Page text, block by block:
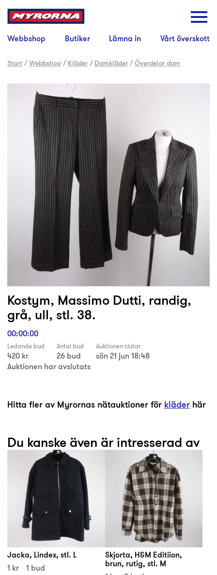
Webbshop Butiker Lämna in Vårt överskott
Start /Webbshop / Kläder / Damkläder /Överdelar dam
Kostym, Massimo Dutti, randig,
grå, ull, stl. 38.
00:00:00
Ledande bud
420 kr
Antal bud
26 bud
Auktionen slutar
sön 21 jun 18:48
Auktionen har avslutats
Hitta fler av Myrornas nätauktioner för kläder här
Du kanske även är intresserad av
Jacka, Lindex, stl. L
1 kr
1 bud
Skjorta, H&M Editiion,
brun, rutig, stl. M